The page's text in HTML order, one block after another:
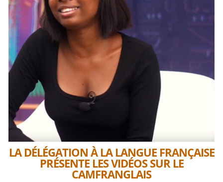
LA DÉLÉGATION À LA LANGUE FRANÇAISE
PRÉSENTE LES VIDÉOS SUR LE
CAMFRANGLAIS